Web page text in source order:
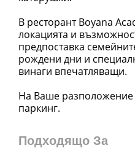
В ресторант Boyana
локацията и
предпоставка
рождени дни и
винаги впечатляващи.
На Ваше разположение
паркинг.
Подходящо За